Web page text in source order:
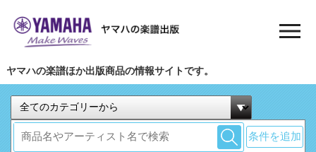
ヤマハの楽譜ほか出版商品の情報サイトです。
条件を追加